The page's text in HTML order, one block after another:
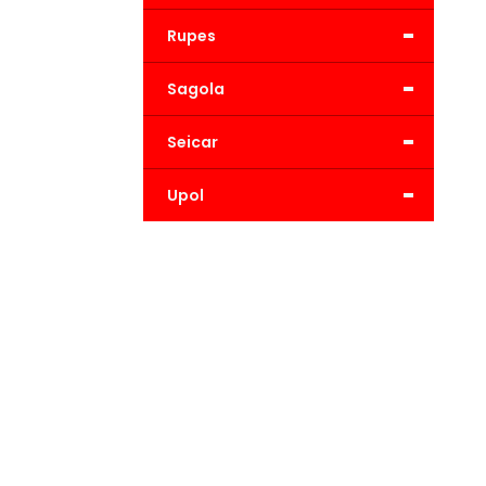
-
Rupes
-
Sagola
-
Seicar
-
Upol